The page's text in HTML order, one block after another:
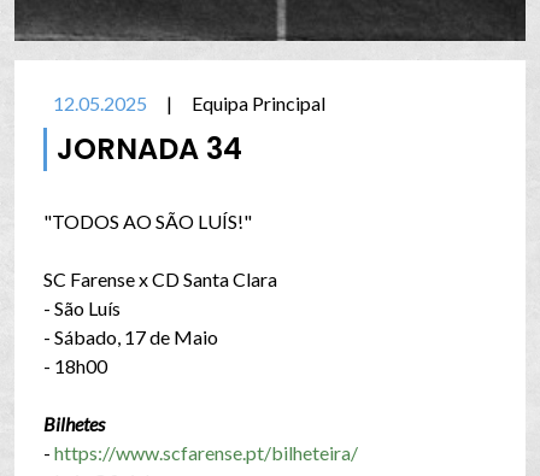
12.05.2025 | Equipa Principal
JORNADA 34
"TODOS AO SÃO LUÍS!"
SC Farense x CD Santa Clara
- São Luís
- Sábado, 17 de Maio
- 18h00
Bilhetes
- https://www.scfarense.pt/bilheteira/